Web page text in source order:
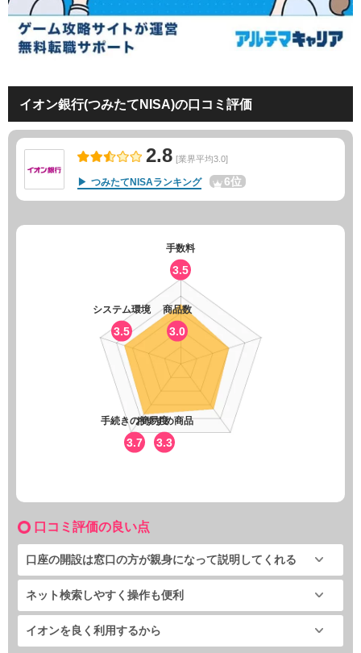
イオン銀行(つみたてNISA)の口コミ評価
2.8 [業界平均3.0]
つみたてNISAランキング 6位
手数料
3.5
商品数
3.0
おすすめ商品
3.3
手続きの簡易度
3.7
システム環境
3.5
口コミ評価の良い点
口座の開設は窓口の方が親身になって説明してくれる
ネット検索しやすく操作も便利
イオンを良く利用するから